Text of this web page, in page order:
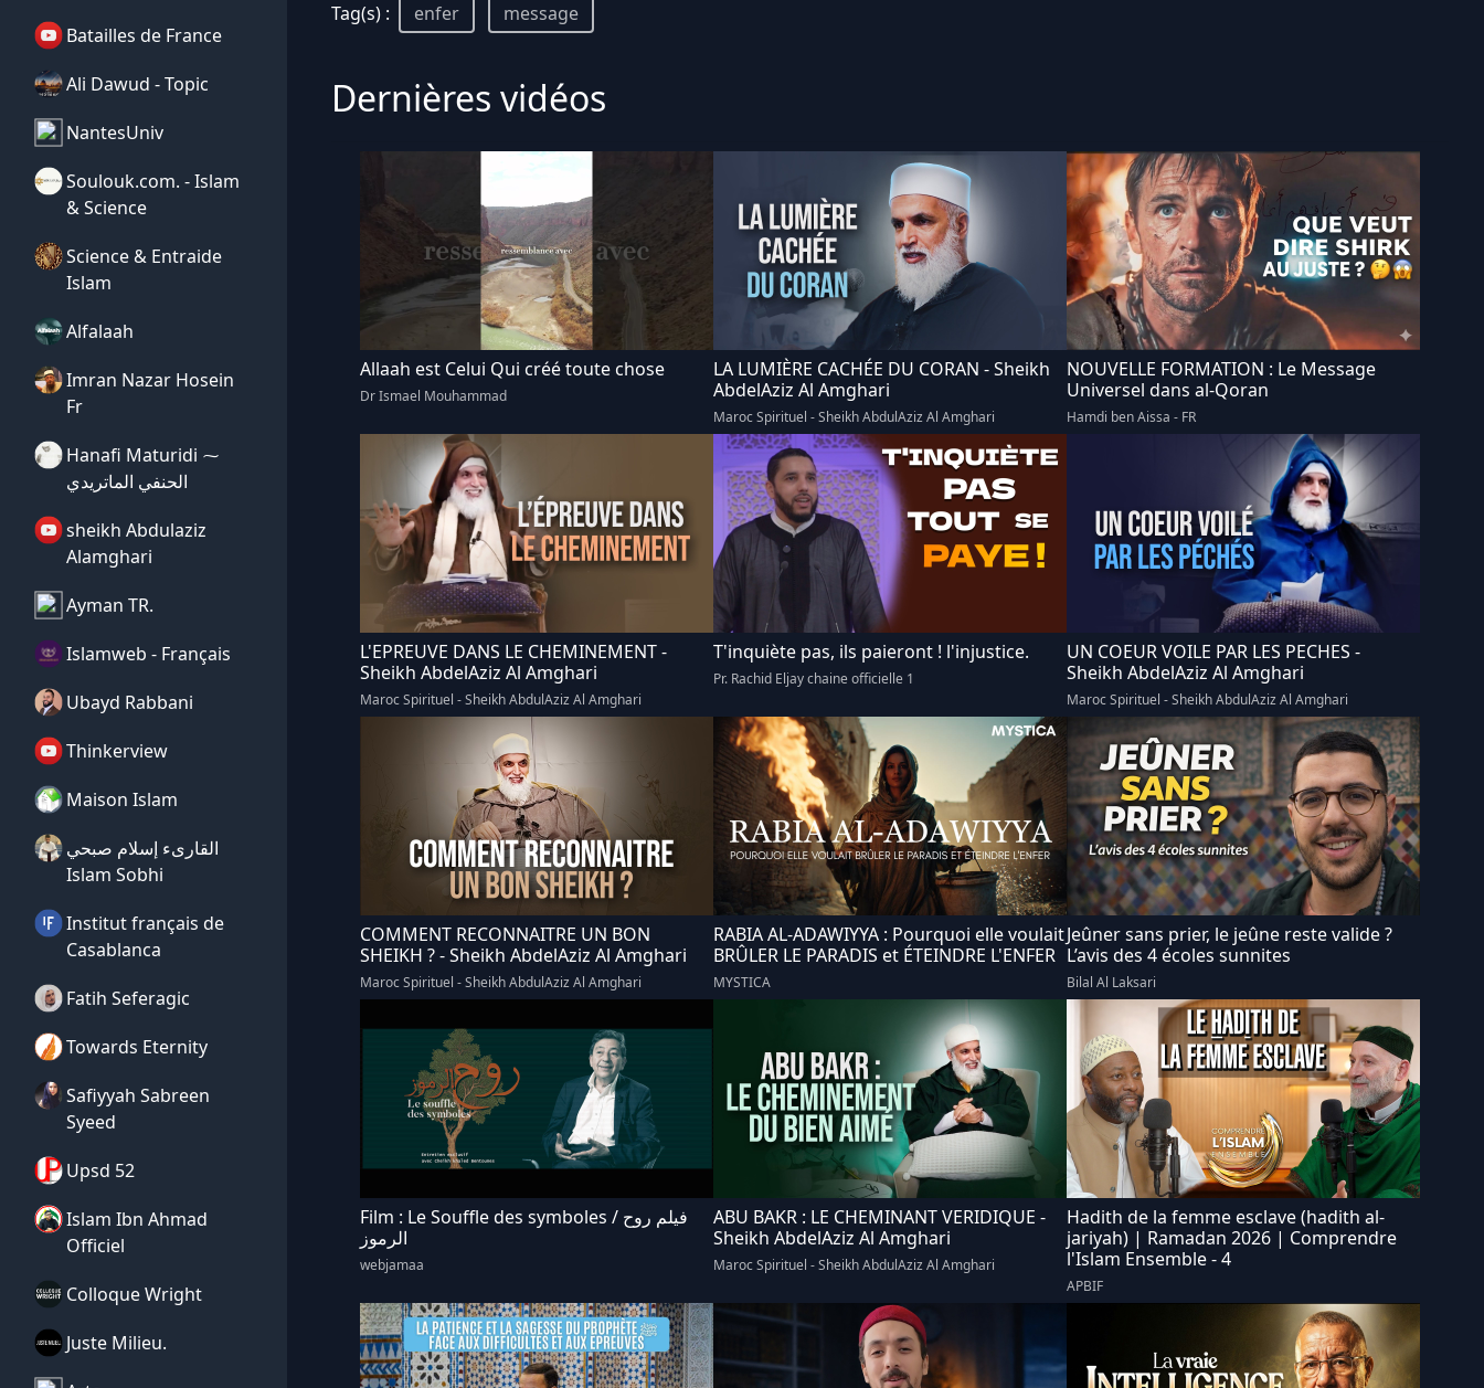
Batailles de France
Ali Dawud - Topic
NantesUniv
Soulouk.com. - Islam
& Science
Science & Entraide
Islam
Alfalaah
Imran Nazar Hosein
Fr
Hanafi Maturidi ⁓
الحنفي الماتريدي
sheikh Abdulaziz
Alamghari
Ayman TR.
Islamweb - Français
Ubayd Rabbani
Thinkerview
Maison Islam
القارىء إسلام صبحي
Islam Sobhi
Institut français de
Casablanca
Fatih Seferagic
Towards Eternity
Safiyyah Sabreen
Syeed
Upsd 52
Islam Ibn Ahmad
Officiel
Colloque Wright
Juste Milieu.
définition du Shirk ? (Question
"radio")
Bayt al Hadith بيت الحديث
Tag(s) : enfer message
Dernières vidéos
Allaah est Celui Qui créé toute chose
Dr Ismael Mouhammad
LA LUMIÈRE CACHÉE DU CORAN - Sheikh
AbdelAziz Al Amghari
Maroc Spirituel - Sheikh AbdulAziz Al Amghari
NOUVELLE FORMATION : Le Message
Universel dans al-Qoran
Hamdi ben Aissa - FR
L'EPREUVE DANS LE CHEMINEMENT -
Sheikh AbdelAziz Al Amghari
Maroc Spirituel - Sheikh AbdulAziz Al Amghari
T'inquiète pas, ils paieront ! l'injustice.
Pr. Rachid Eljay chaine officielle 1
UN COEUR VOILE PAR LES PECHES -
Sheikh AbdelAziz Al Amghari
Maroc Spirituel - Sheikh AbdulAziz Al Amghari
COMMENT RECONNAITRE UN BON
SHEIKH ? - Sheikh AbdelAziz Al Amghari
Maroc Spirituel - Sheikh AbdulAziz Al Amghari
RABIA AL-ADAWIYYA : Pourquoi elle voulait
BRÛLER LE PARADIS et ÉTEINDRE L'ENFER
MYSTICA
Jeûner sans prier, le jeûne reste valide ?
L’avis des 4 écoles sunnites
Bilal Al Laksari
Film : Le Souffle des symboles / فيلم روح
الرموز
webjamaa
ABU BAKR : LE CHEMINANT VERIDIQUE -
Sheikh AbdelAziz Al Amghari
Maroc Spirituel - Sheikh AbdulAziz Al Amghari
Hadith de la femme esclave (hadith al-
jariyah) | Ramadan 2026 | Comprendre
l'Islam Ensemble - 4
APBIF